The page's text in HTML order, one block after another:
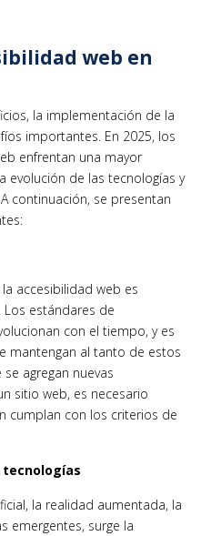
web en
la implementación de la
importantes. En 2025, los
enfrentan una mayor
de las tecnologías y
continuación, se presentan
accesibilidad web es
estándares de
con el tiempo, y es
mantengan al tanto de estos
agregan nuevas
sitio web, es necesario
cumplan con los criterios de
tecnologías
la realidad aumentada, la
emergentes, surge la